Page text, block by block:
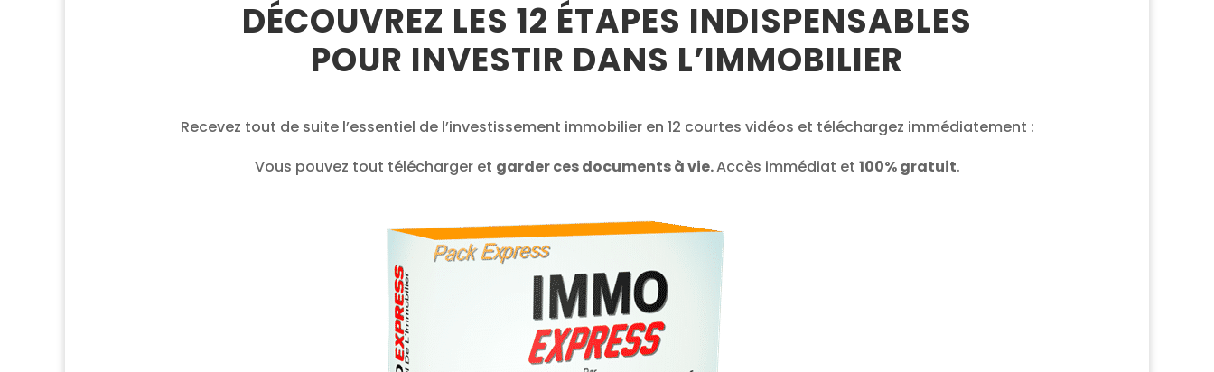
DÉCOUVREZ LES 12 ÉTAPES INDISPENSABLES
POUR INVESTIR DANS L’IMMOBILIER
Recevez tout de suite l’essentiel de l’investissement immobilier en 12 courtes vidéos et téléchargez immédiatement :
Vous pouvez tout télécharger et garder ces documents à vie.Accès immédiat et 100% gratuit.